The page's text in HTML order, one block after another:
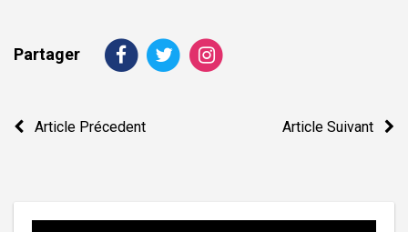
Partager
Navigation
Article Précedent Article Suivant